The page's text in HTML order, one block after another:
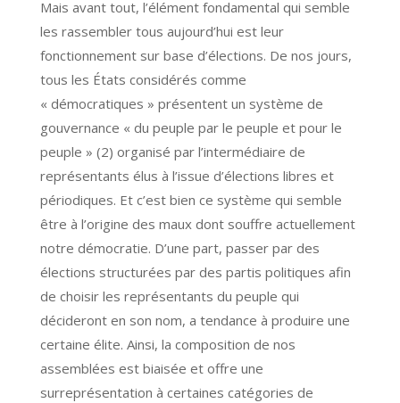
Mais avant tout, l’élément fondamental qui semble
les rassembler tous aujourd’hui est leur
fonctionnement sur base d’élections. De nos jours,
tous les États considérés comme
« démocratiques » présentent un système de
gouvernance « du peuple par le peuple et pour le
peuple » (2) organisé par l’intermédiaire de
représentants élus à l’issue d’élections libres et
périodiques. Et c’est bien ce système qui semble
être à l’origine des maux dont souffre actuellement
notre démocratie. D’une part, passer par des
élections structurées par des partis politiques afin
de choisir les représentants du peuple qui
décideront en son nom, a tendance à produire une
certaine élite. Ainsi, la composition de nos
assemblées est biaisée et offre une
surreprésentation à certaines catégories de